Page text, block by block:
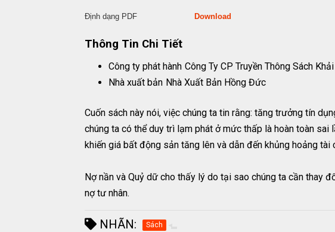
Định dạng PDF Download
Thông Tin Chi Tiết
Công ty phát hành Công Ty CP Truyền Thông Sách
Nhà xuất bản Nhà Xuất Bản Hồng Đức
Cuốn sách này nói, việc chúng ta tin rằng: tăng trưởng tín
chúng ta có thể duy trì lạm phát ở mức thấp là hoàn toàn
khiến giá bất động sản tăng lên và dẫn đến khủng hoảng tài
Nợ nần và Quỷ dữ cho thấy lý do tại sao chúng ta cần thay
nợ tư nhân.
NHÃN: Sách